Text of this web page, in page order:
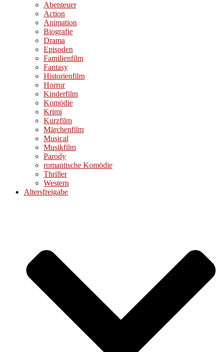
Abenteuer
Action
Animation
Biografie
Drama
Episoden
Familienfilm
Fantasy
Historienfilm
Horror
Kinderfilm
Komödie
Krimi
Kurzfilm
Märchenfilm
Musical
Musikfilm
Parody
romantische Komödie
Thriller
Western
Altersfreigabe